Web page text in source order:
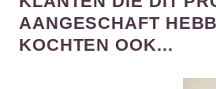
AANGESCHAFT
KOCHTEN OOK...